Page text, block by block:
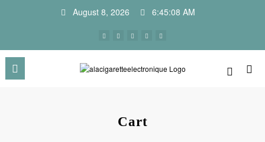
August 8, 2026 6:45:08 AM
Cart